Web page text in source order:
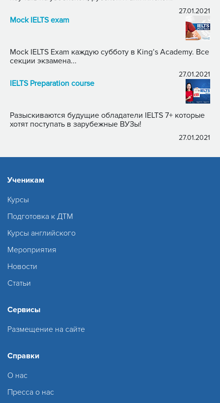
27.01.2021
Mock IELTS exam
Mock IELTS Exam каждую субботу в King’s Academy. Все
секции экзамена...
27.01.2021
IELTS Preparation course
Разыскиваются будущие обладатели IELTS 7+ которые
хотят поступать в зарубежные ВУЗы!
27.01.2021
Ученикам
Курсы
Подготовка к ДТМ
Курсы английского
Мероприятия
Новости
Статьи
Сервисы
Размещение на сайте
Справки
О нас
Пресса о нас